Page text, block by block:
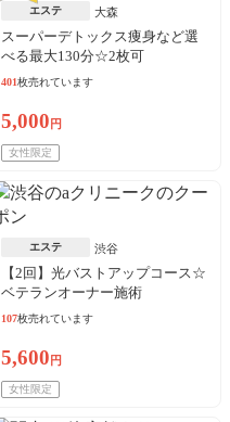
エステ 大森
スーパーデトックス痩身など選
べる最大130分☆2枚可
401枚売れています
5,000 円
女性限定
エステ 渋谷
【2回】光バストアップコース☆
ベテランオーナー施術
107枚売れています
5,600 円
女性限定